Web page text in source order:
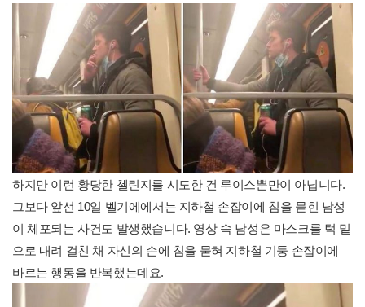
하지만 이런 황당한 첼린지를 시도한 건 루이스뿐만이 아닙니다.
그보다 앞선 10일 벨기에에서는 지하철 손잡이에 침을 묻힌 남성
이 체포되는 사건도 발생했습니다. 영상 속 남성은 마스크를 턱 밑
으로 내려 걸친 채 자신의 손에 침을 묻혀 지하철 기둥 손잡이에
바르는 행동을 반복했는데요.